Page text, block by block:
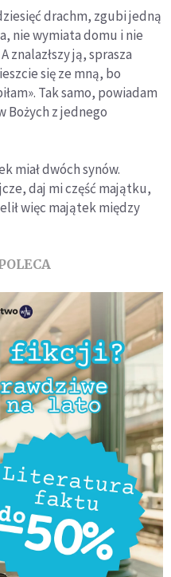
drachm, zgubi jedną
nie wymiata domu i nie
znalazłszy ją, sprasza
się ze mną, bo
Tak samo, powiadam
Bożych z jednego
miał dwóch synów.
daj mi część majątku,
więc majątek między